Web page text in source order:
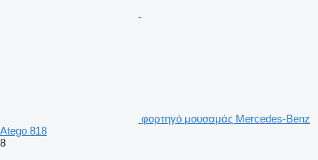
φορτηγό μουσαμάς Mercedes-Benz
Atego 818
8